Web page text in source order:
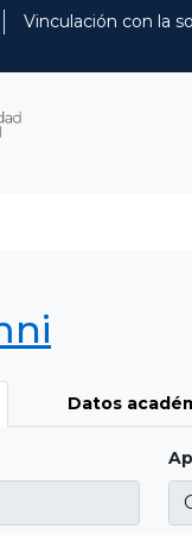
Vinculación con la
Datos